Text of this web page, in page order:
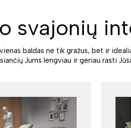
svajonių
baldas ne tik gražus, bet ir
Jums lengviau ir geriau rasti